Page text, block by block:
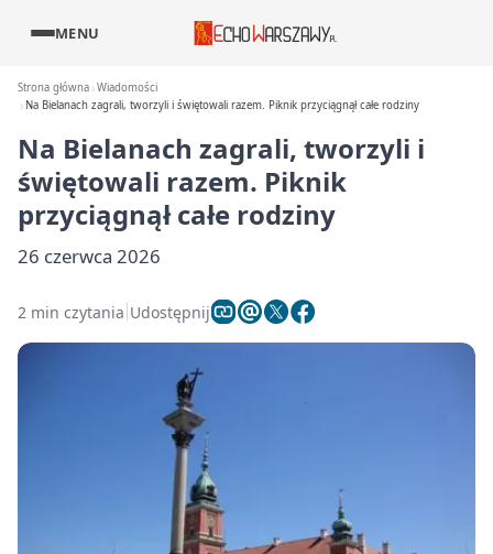
MENU
Strona główna Wiadomości
Na Bielanach zagrali, tworzyli i świętowali razem. Piknik przyciągnął całe rodziny
Na Bielanach zagrali, tworzyli i
świętowali razem. Piknik
przyciągnął całe rodziny
26 czerwca 2026
2 min czytania Udostępnij